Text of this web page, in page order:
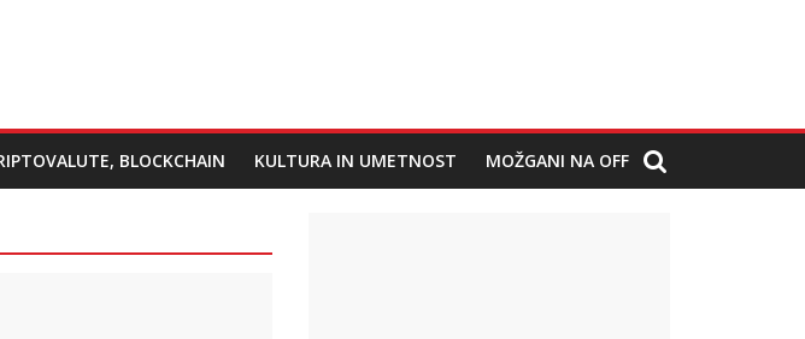
BLOCKCHAIN KULTURA IN UMETNOST MOŽGANI NA OFF